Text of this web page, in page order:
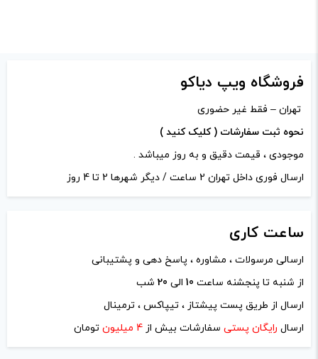
نام *
ایمیل
ذخیره نام، ایمیل و وبسایت من در مرورگر برای زمانی که دوباره
دیدگاهی می‌نویسم.
لازم است محتوای ارسالی منطبق برعرف و شئونات جامعه و با
بیانی رسمی و عاری از لحن تند، تمسخرو توهین باشد.
محصول را از کادر بالا انتخاب
کنید.
آخرین بروزرسانی
قیمت: 13 ساعت پیش
تمامی قیمت ها بروز
- +
افزودن به سبد خرید
ک
هستند.
افزودن به سبد خرید
فروشگاه ویپ دیاکو
تهران – فقط غیر حضوری
نحوه ثبت سفارشات ( کلیک کنید )
موجودی ، قیمت دقیق و به روز میباشد .
ارسال فوری داخل تهران 2 ساعت / دیگر شهرها 2 تا 4 روز
ساعت کاری
ارسالی مرسولات ، مشاوره ، پاسخ دهی و پشتیبانی
از شنبه تا پنجشنه ساعت 10 الی 20 شب
ارسال از طریق پست پیشتاز ، تیپاکس ، ترمینال
ارسال رایگان پستی سفارشات بیش از 4 میلیون تومان